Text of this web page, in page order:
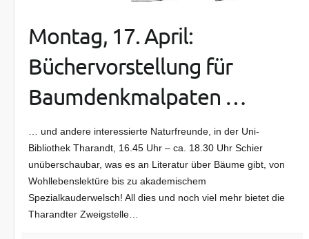
Montag, 17. April:
Büchervorstellung für
Baumdenkmalpaten …
… und andere interessierte Naturfreunde, in der Uni-
Bibliothek Tharandt, 16.45 Uhr – ca. 18.30 Uhr Schier
unüberschaubar, was es an Literatur über Bäume gibt, von
Wohllebenslektüre bis zu akademischem
Spezialkauderwelsch! All dies und noch viel mehr bietet die
Tharandter Zweigstelle…